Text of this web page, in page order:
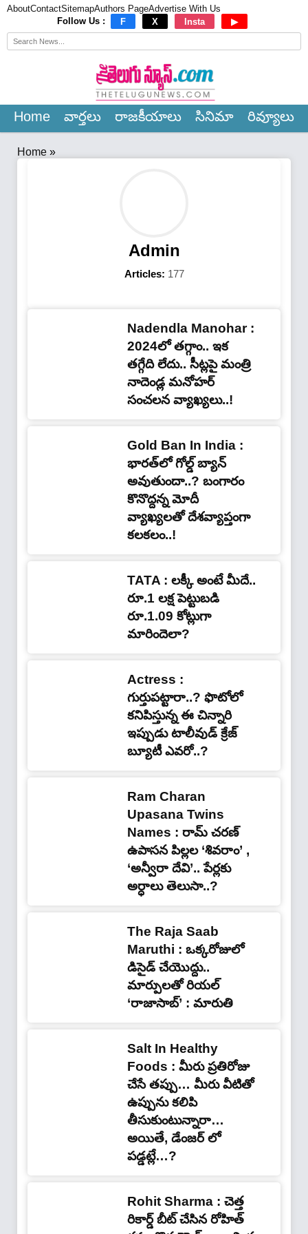
AboutContactSitemapAuthors PageAdvertise With Us
Follow Us :
F X Insta ▶
Home వార్త‌లు రాజ‌కీయాలు సినిమా రివ్యూలు
Home »
Admin
Articles: 177
Nadendla Manohar :
2024లో తగ్గాం.. ఇక
తగ్గేది లేదు.. సీట్లపై మంత్రి
నాదెండ్ల మనోహర్
సంచలన వ్యాఖ్యలు..!
Gold Ban In India :
భారత్‌లో గోల్డ్ బ్యాన్
అవుతుందా..? బంగారం
కొనొద్దన్న మోదీ
వ్యాఖ్యలతో దేశవ్యాప్తంగా
కలకలం..!
TATA : ల‌క్కీ అంటే మీదే..
రూ.1 లక్ష పెట్టుబడి
రూ.1.09 కోట్లుగా
మారిందెలా?
Actress :
గుర్తుపట్టారా..? ఫొటోలో
కనిపిస్తున్న ఈ చిన్నారి
ఇప్పుడు టాలీవుడ్ క్రేజ్
బ్యూటీ ఎవ‌రో..?
Ram Charan
Upasana Twins
Names : రామ్ చరణ్
ఉపాసన పిల్లల ‘శివరాం’ ,
‘అన్వీరా దేవి’.. పేర్లకు
అర్ధాలు తెలుసా..?
The Raja Saab
Maruthi : ఒక్కరోజులో
డిసైడ్‌ చేయొద్దు..
మార్పులతో రియల్‌
‘రాజాసాబ్‌’ : మారుతి
Salt In Healthy
Foods : మీరు ప్రతిరోజు
చేసే తప్పు… మీరు వీటితో
ఉప్పును కలిపి
తీసుకుంటున్నారా…
అయితే, డేంజర్ లో
పడ్డట్లే…?
Rohit Sharma : చెత్త
రికార్డ్ బీట్ చేసిన రోహిత్